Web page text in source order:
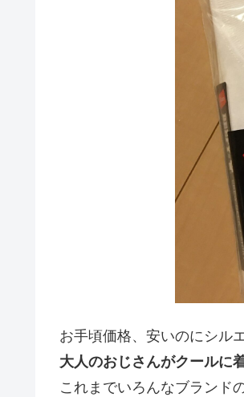
お手頃価格、安いのにシル
大人のおじさんがクールに
これまでいろんなブランド